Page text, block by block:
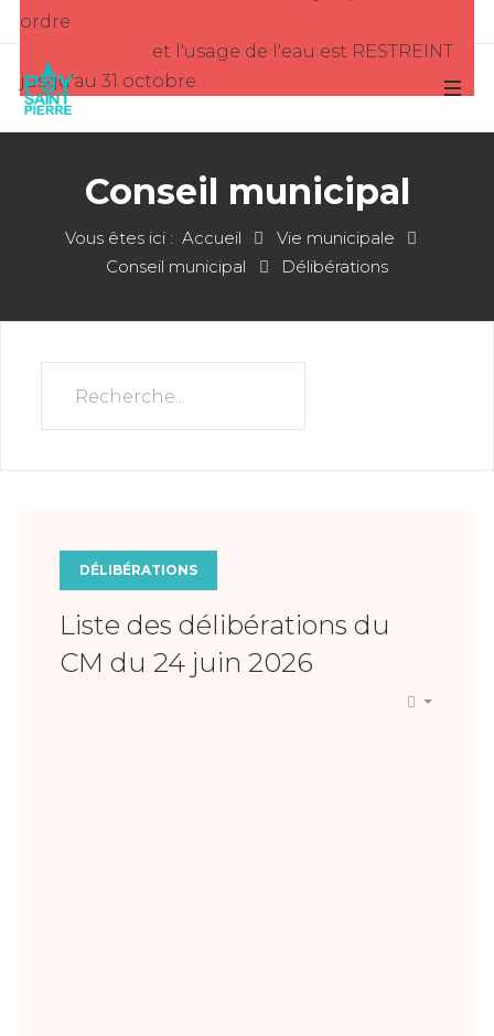
ordre
et l'usage de l'eau est RESTREINT
jusqu'au 31 octobre
Conseil municipal
Vous êtes ici : Accueil
Vie municipale
Conseil municipal
Délibérations
DÉLIBÉRATIONS
Liste des délibérations du
CM du 24 juin 2026